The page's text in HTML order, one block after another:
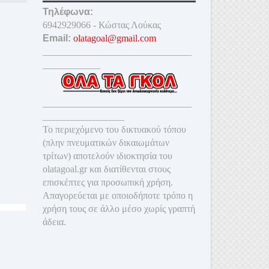
Τηλέφωνα:
6942929066 - Κώστας Λούκας
Email: olatagoal@gmail.com
Το περιεχόμενο του δικτυακού τόπου
(πλην πνευματικών δικαιωμάτων
τρίτων) αποτελούν ιδιοκτησία του
olatagoal.gr και διατίθενται στους
επισκέπτες για προσωπική χρήση.
Απαγορεύεται με οποιοδήποτε τρόπο η
χρήση τους σε άλλο μέσο χωρίς γραπτή
άδεια.